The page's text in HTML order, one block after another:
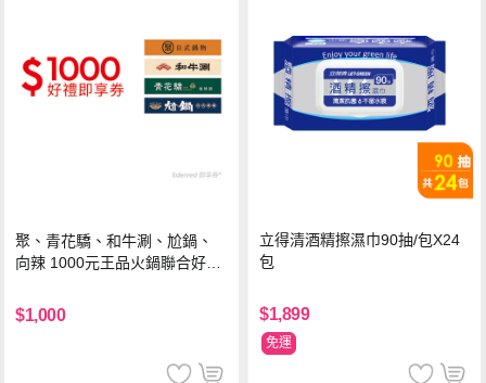
聚、青花驕、和牛涮、尬鍋、
向辣 1000元王品火鍋聯合好禮
$1,000
立得清酒精擦濕巾90抽/包X24
包
$1,899
免運